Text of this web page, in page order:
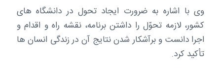
وی با اشاره به ضرورت ایجاد تحول در دانشگاه های
کشور، لازمه تحوّل را داشتن برنامه، نقشه راه و اقدام و
اجرا دانست و برآشکار شدن نتایج آن در زندگی انسان ها
تأکید کرد.